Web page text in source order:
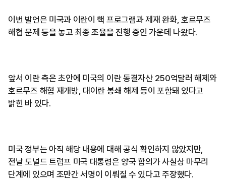
이번 발언은 미국과 이란이 핵 프로그램과 제재 완화, 호르무즈
해협 문제 등을 놓고 최종 조율을 진행 중인 가운데 나왔다.
앞서 이란 측은 초안에 미국의 이란 동결자산 250억달러 해제와
호르무즈 해협 재개방, 대이란 봉쇄 해제 등이 포함돼 있다고
밝힌 바 있다.
미국 정부는 아직 해당 내용에 대해 공식 확인하지 않았지만,
전날 도널드 트럼프 미국 대통령은 양국 합의가 사실상 마무리
단계에 있으며 조만간 서명이 이뤄질 수 있다고 주장했다.